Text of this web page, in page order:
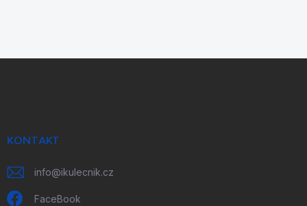
KONTAKT
info@ikulecnik.cz
FaceBook